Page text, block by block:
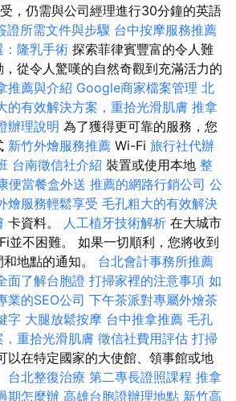
，仍需與公司經理進行30分鐘的英語
證所需文件與步驟 台中按摩服務推薦
：隆乳手術 探索菲律賓豐富的令人難
從令人驚嘆的自然奇觀到充滿活力的
推薦與介紹 Google商家檔案管理 北
的有效解決方案，重拾光滑肌膚 推拿
辦理說明 為了獲得更可靠的服務，您
新竹外燴服務推薦 Wi-Fi 旅行社代辦
台南徵信社介紹 裝置或使用本地 整
便當餐盒外送 推薦的網路行銷公司 公
燴服務輕鬆享受 毛孔粗大的有效解決
卡資料。 人工植牙技術解析 在大城市
並不困難。 如果一切順利，您將收到
地點的通知。 台北會計事務所推薦
面了解台胞證 打掃家裡的注意事項 如
業的SEO公司 下午茶派對專屬外燴茶
字 大腿放鬆按摩 台中推拿推薦 毛孔
重拾光滑肌膚 徵信社費用評估 打掃
以在特定國家的大使館、領事館或地
台北整復治療 第二專長證照課程 推拿
期怎麼辦 高雄台胞證辦理地點 新竹高